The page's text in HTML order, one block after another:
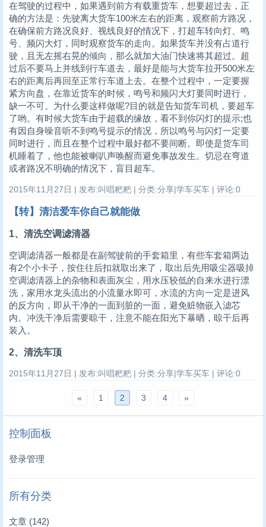
在驾驶的过程中，如果遇到前方有载重货车，想要超过去，正
确的方法是：先驶离大货车100米左右的距离，观察前方路况，
在确保前方路况良好、视线良好的情况下，打超车转向灯、鸣
号、频闪大灯，同时观察货车的走向。如果货车并没有占道行
驶，且无左摇右晃的倾向，那么就加大油门快速将其超过。超
过后不要马上并线到行车道去，最好是能与大货车拉开500米左
右的距离后再回至正常行车道上去。在整个过程中，一定要握
紧方向盘，在靠近货车的时候，鸣号和频闪大灯要同时进行，
缺一不可。为什么要这样做呢?目的就是告知货车司机，要超车
了哟。有时候大货车由于超载的缘故，看不到你闪灯的提示;也
有因自身噪音听不到鸣号提示的情况，所以鸣号与闪灯一定要
同时进行，而且在整个过程中最好都不要间断。即使是货车司
机睡着了，他也能被喇叭声唤醒而避免事故发生。切忌在弯道
或者路况不明确的情况下，盲目超车。
2015年11月27日 | 发布:叫唱粑粑 | 分类:分享|学车买车 | 评论:0
【转】清洁爱车你自己就能做
1、清洗空调滤清器
空调滤清器一般都是在副驾驶前的手套箱里，有些车套箱两边
有2个小卡子，按住往后扣就取出来了，取出后先用吸尘器吸掉
空调滤清器上的杂物和表面灰尘，用水压较低的自来水进行漂
洗，家用水龙头流出的小流量水即可，水流的方向一定是进风
的反方向，即从干净的一面到脏的一面，避免赃物嵌入滤芯
内。冲洗干净后需要晾干，注意不能在阳光下暴晒，晾干后再
装入。
2、清洗车顶
2015年11月27日 | 发布:叫唱粑粑 | 分类:分享|学车买车 | 评论:0
« 1 2 3 4 »
控制面板
登录管理
所有分类
文章 (142)